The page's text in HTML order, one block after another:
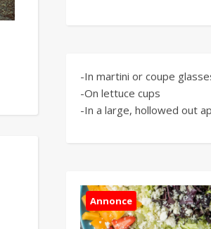
-In martini or coupe
-On lettuce cups
-In a large, hollowed out
Annonce